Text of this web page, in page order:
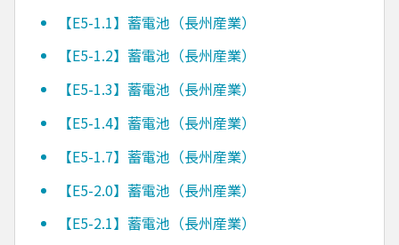
【E5-1.1】蓄電池（長州産業）
【E5-1.2】蓄電池（長州産業）
【E5-1.3】蓄電池（長州産業）
【E5-1.4】蓄電池（長州産業）
【E5-1.7】蓄電池（長州産業）
【E5-2.0】蓄電池（長州産業）
【E5-2.1】蓄電池（長州産業）